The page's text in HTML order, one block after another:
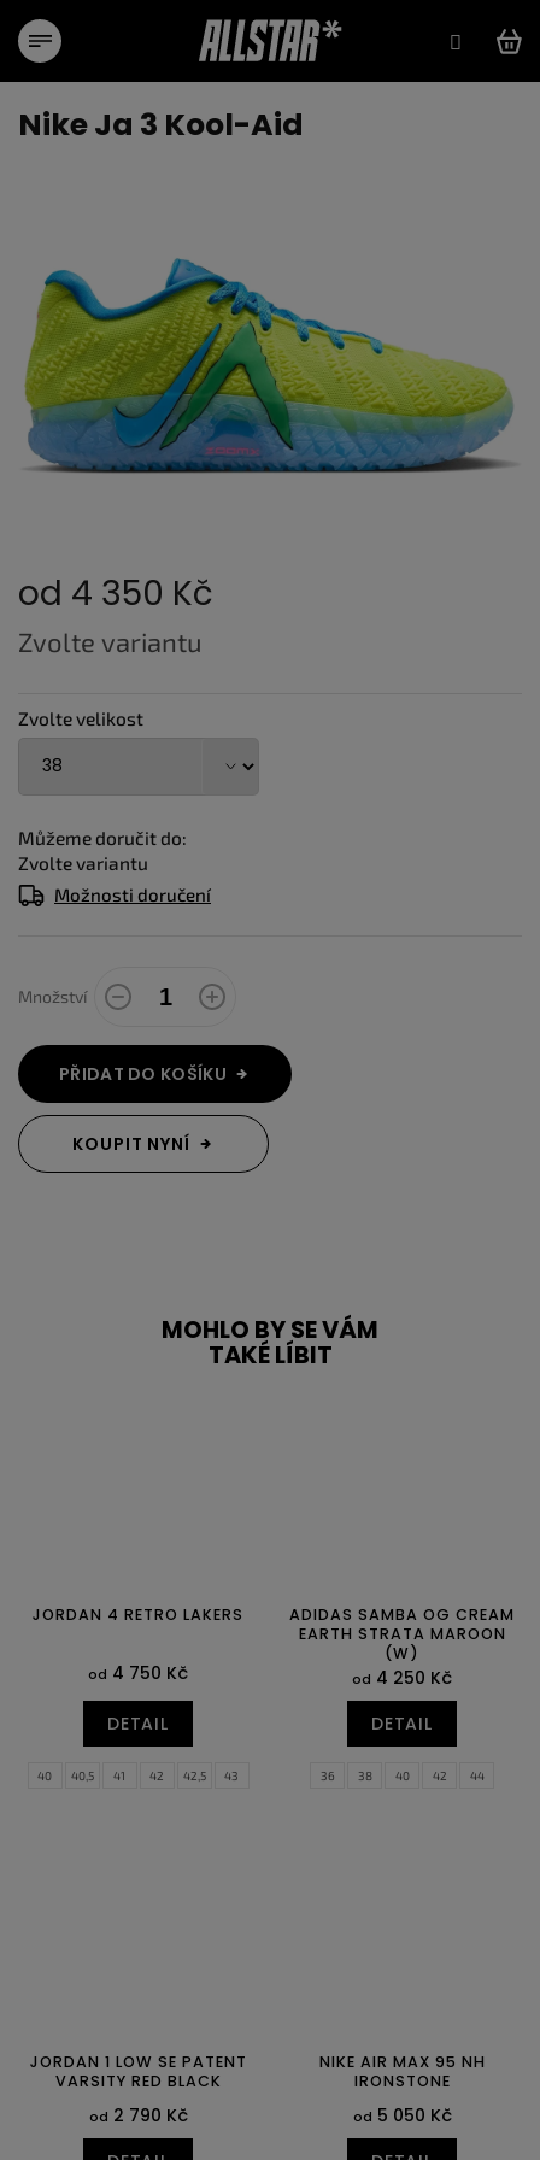
obsah
Nike Ja 3 Kool-Aid
od 4 350 Kč
Měrná
cena:
Zvolte variantu
Zvolte velikost
Můžeme doručit do:
Zvolte variantu
Možnosti doručení
Množství
PŘIDAT DO KOŠÍKU
KOUPIT NYNÍ
MOHLO BY SE VÁM
TAKÉ LÍBIT
JORDAN 4 RETRO LAKERS
od 4 750 Kč
DETAIL
40 40,5 41 42 42,5
43
ADIDAS SAMBA OG CREAM
EARTH STRATA MAROON
(W)
od 4 250 Kč
DETAIL
36 38 40 42 44
JORDAN 1 LOW SE PATENT
VARSITY RED BLACK
od 2 790 Kč
NIKE AIR MAX 95 NH
IRONSTONE
od 5 050 Kč